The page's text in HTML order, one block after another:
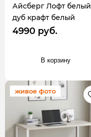
Айсберг Лофт белый
дуб крафт белый
4990 руб.
В корзину
живое фото